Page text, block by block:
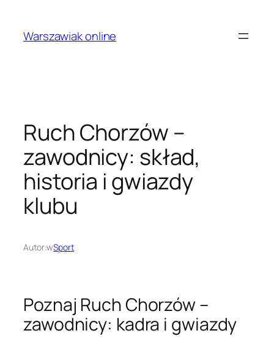
treściWarszawiak online
Ruch Chorzów –
zawodnicy: skład,
historia i gwiazdy
klubu
Autor:wSport
Poznaj Ruch Chorzów –
zawodnicy: kadra i gwiazdy